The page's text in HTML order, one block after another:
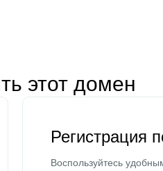
этот домен
Регистрация
Воспользуйтесь